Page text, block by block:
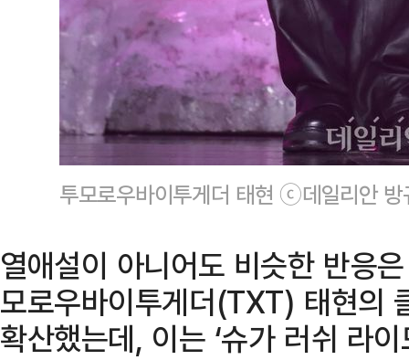
투모로우바이투게더 태현 ⓒ데일리안 방
열애설이 아니어도 비슷한 반응
모로우바이투게더(TXT) 태현의
확산했는데, 이는 ‘슈가 러쉬 라